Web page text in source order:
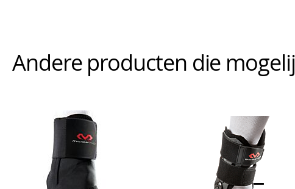
Andere producten die